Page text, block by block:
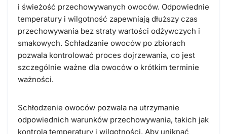
i świeżość przechowywanych owoców. Odpowiednie
temperatury i wilgotność zapewniają dłuższy czas
przechowywania bez straty wartości odżywczych i
smakowych. Schładzanie owoców po zbiorach
pozwala kontrolować proces dojrzewania, co jest
szczególnie ważne dla owoców o krótkim terminie
ważności.
Schłodzenie owoców pozwala na utrzymanie
odpowiednich warunków przechowywania, takich jak
kontrola temperatury i wilgotności. Aby uniknąć